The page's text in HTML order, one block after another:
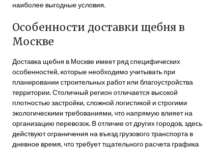
наиболее выгодные условия.
Особенности доставки щебня в
Москве
Доставка щебня в Москве имеет ряд специфических
особенностей, которые необходимо учитывать при
планировании строительных работ или благоустройства
территории. Столичный регион отличается высокой
плотностью застройки, сложной логистикой и строгими
экологическими требованиями, что напрямую влияет на
организацию перевозок. В отличие от других городов, здесь
действуют ограничения на въезд грузового транспорта в
дневное время, что требует тщательного расчета графика